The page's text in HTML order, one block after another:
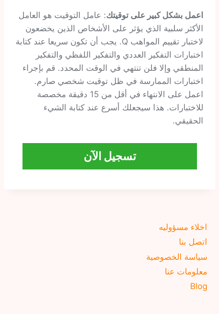
اعمل بشكل كبير على توقيتك: عامل التوقيت هو العامل
الأكثر سلبية الذي يؤثر على الأشخاص الذين يخضعون
لاختبار تقييم المواهب Q. يجب أن تكون سريعا عند كتابة
اختبارات التفكير العددي والتفكير اللفظي والتفكير
المنطقي وإلا فلن تنتهي في الوقت المحدد. قم بإجراء
اختبارات الممارسة في ظل توقيت شخصي صارم.
اعمل على الانتهاء في أقل من 15 دقيقة مخصصة
للاختبارات. هذا سيجعلك أسرع عند كتابة الشيء
الحقيقي.
تسجيل الآن
اخلاء مسؤوليه
اتصل بنا
سياسة الخصوصية
معلومات عنا
Blog